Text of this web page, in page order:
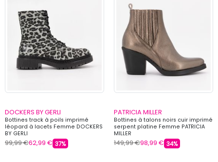
DOCKERS BY GERLI
Bottines track à poils imprimé
léopard à lacets Femme DOCKERS
BY GERLI
99,99 €62,99 € 37%
PATRICIA MILLER
Bottines à talons noirs cuir imprimé
serpent platine Femme PATRICIA
MILLER
149,99 €98,99 € 34%